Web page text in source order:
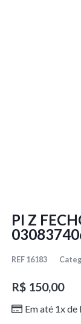
PI Z
REF 16183
R$150,00
Em até 1x de